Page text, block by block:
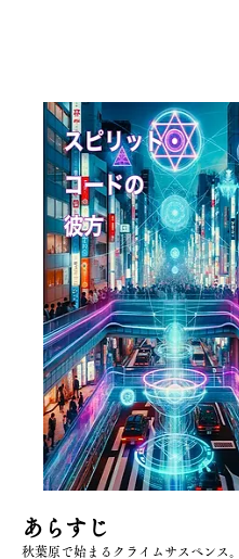
あらす じ
秋葉原で始まるクライムサスペンス